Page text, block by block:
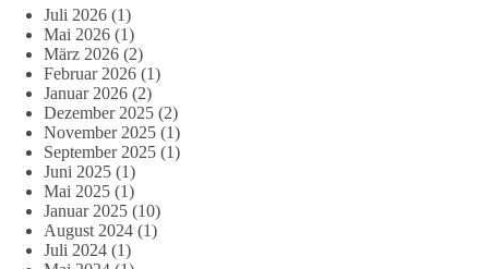
Juli 2026 (1)
Mai 2026 (1)
März 2026 (2)
Februar 2026 (1)
Januar 2026 (2)
Dezember 2025 (2)
November 2025 (1)
September 2025 (1)
Juni 2025 (1)
Mai 2025 (1)
Januar 2025 (10)
August 2024 (1)
Juli 2024 (1)